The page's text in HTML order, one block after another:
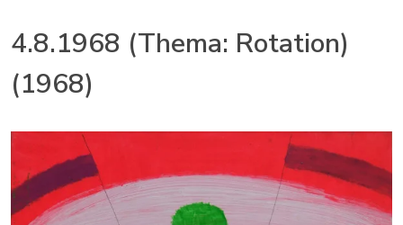
4.8.1968 (Thema: Rotation)
(1968)